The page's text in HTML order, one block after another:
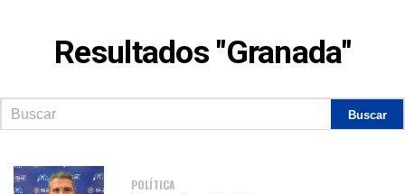
Resultados "Granada"
POLÍTICA